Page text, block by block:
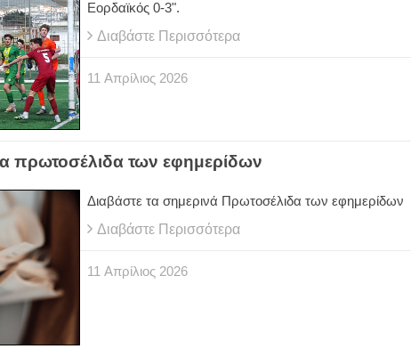
Εορδαϊκός 0-3".
Διαβάστε Περισσότερα
11 Απρίλιος 2026
πρωτοσέλιδα των εφημερίδων
Διαβάστε τα σημερινά Πρωτοσέλιδα των εφημερίδων
Διαβάστε Περισσότερα
11 Απρίλιος 2026